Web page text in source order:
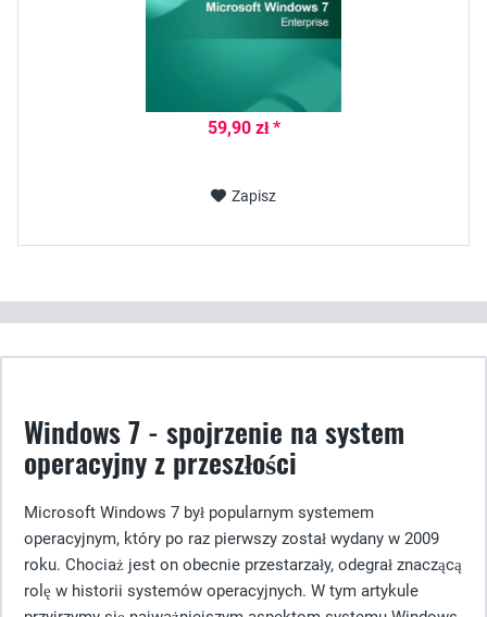
59,90 zł *
Zapisz
Windows 7 - spojrzenie na system
operacyjny z przeszłości
Microsoft Windows 7 był popularnym systemem
operacyjnym, który po raz pierwszy został wydany w 2009
roku. Chociaż jest on obecnie przestarzały, odegrał znaczącą
rolę w historii systemów operacyjnych. W tym artykule